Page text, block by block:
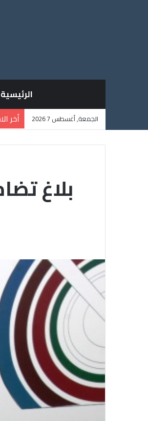
الرئيسية
الجمعة, أغسطس 7 2026 أخر
بلاغ